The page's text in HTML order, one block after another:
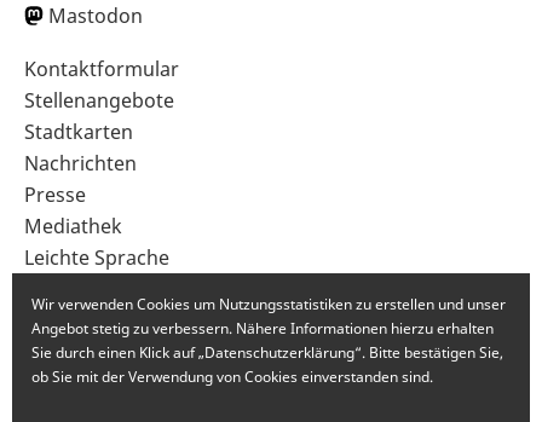
Mastodon
Sekundärnavigation
im
Fußbereich
Kontaktformular
Stellenangebote
Stadtkarten
Nachrichten
Presse
Mediathek
Leichte Sprache
Wir verwenden Cookies um Nutzungsstatistiken zu erstellen und unser
Angebot stetig zu verbessern. Nähere Informationen hierzu erhalten
Sie durch einen Klick auf „Datenschutzerklärung“. Bitte bestätigen Sie,
ob Sie mit der Verwendung von Cookies einverstanden sind.